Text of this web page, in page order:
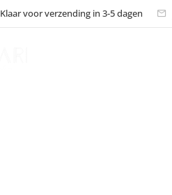
Klaar voor verzending in 3-5 dagen